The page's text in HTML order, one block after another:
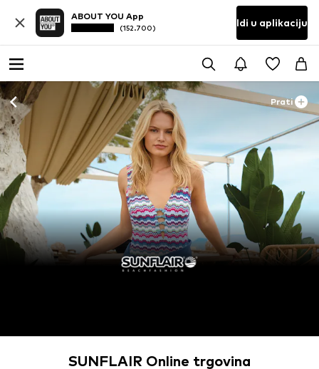
ABOUT YOU App
(152.700) Idi u aplikaciju
Prati
SUNFLAIR Online trgovina